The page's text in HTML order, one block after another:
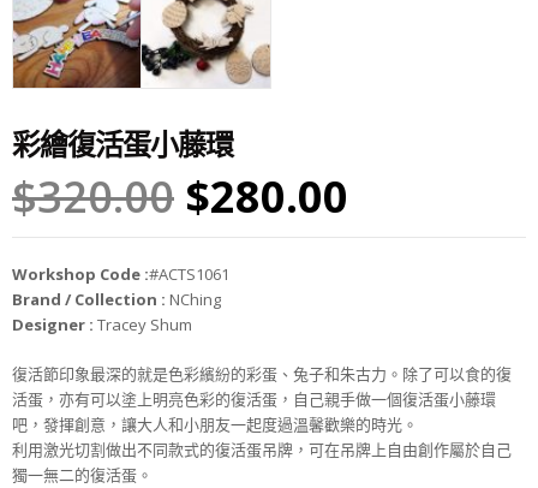
彩繪復活蛋小藤環
$320.00 $280.00
Workshop Code :#ACTS1061
Brand / Collection : NChing
Designer : Tracey Shum
復活節印象最深的就是色彩繽紛的彩蛋、兔子和朱古力。除了可以食的復
活蛋，亦有可以塗上明亮色彩的復活蛋，自己親手做一個復活蛋小藤環
吧，發揮創意，讓大人和小朋友一起度過溫馨歡樂的時光。
利用激光切割做出不同款式的復活蛋吊牌，可在吊牌上自由創作屬於自己
獨一無二的復活蛋。